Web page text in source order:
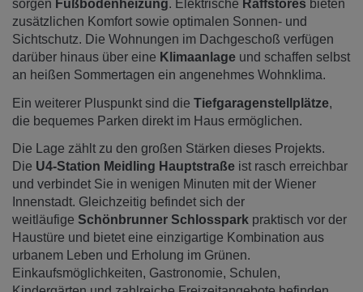
sorgen Fußbodenheizung. Elektrische Raffstores bieten
zusätzlichen Komfort sowie optimalen Sonnen- und
Sichtschutz. Die Wohnungen im Dachgeschoß verfügen
darüber hinaus über eine Klimaanlage und schaffen selbst
an heißen Sommertagen ein angenehmes Wohnklima.
Ein weiterer Pluspunkt sind die Tiefgaragenstellplätze,
die bequemes Parken direkt im Haus ermöglichen.
Die Lage zählt zu den großen Stärken dieses Projekts.
Die U4-Station Meidling Hauptstraße ist rasch erreichbar
und verbindet Sie in wenigen Minuten mit der Wiener
Innenstadt. Gleichzeitig befindet sich der
weitläufige Schönbrunner Schlosspark praktisch vor der
Haustüre und bietet eine einzigartige Kombination aus
urbanem Leben und Erholung im Grünen.
Einkaufsmöglichkeiten, Gastronomie, Schulen,